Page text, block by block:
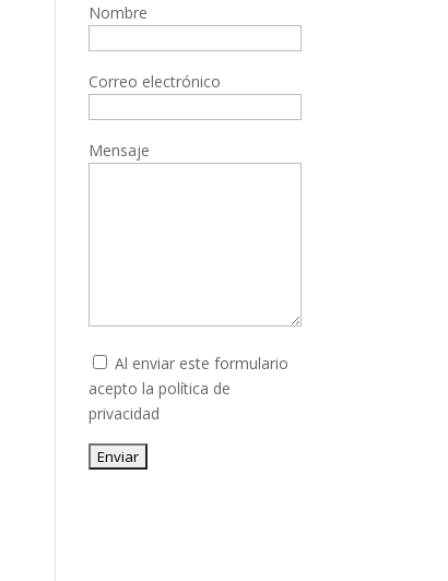
Nombre
Correo electrónico
Mensaje
Al enviar este formulario
acepto lapolítica de
privacidad
Enviar